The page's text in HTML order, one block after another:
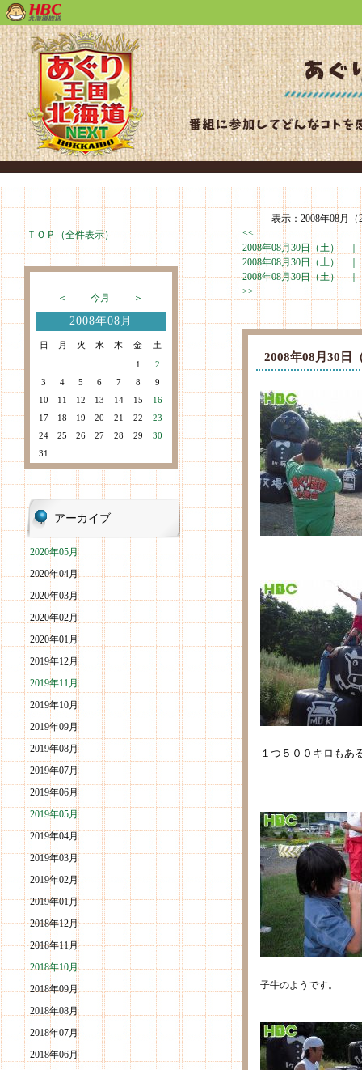
ＴＯＰ（全件表示）
＜ 今月 ＞
2008年08月
日 月 火 水 木 金
土
1
2
3
4 5 6 7 8
9
10
11 12 13 14 15
16
17
18 19 20 21 22
23
24
25 26 27 28 29
30
31
アーカイブ
2020年05月
2020年04月
2020年03月
2020年02月
2020年01月
2019年12月
2019年11月
2019年10月
2019年09月
2019年08月
2019年07月
2019年06月
2019年05月
2019年04月
2019年03月
2019年02月
2019年01月
2018年12月
2018年11月
2018年10月
2018年09月
2018年08月
2018年07月
2018年06月
表示：2008年08月（
<<
2008年08月30日（土）
2008年08月30日（土）
2008年08月30日（土）
>>
2008年08月30
１つ５００キロもあ
子牛のようです。